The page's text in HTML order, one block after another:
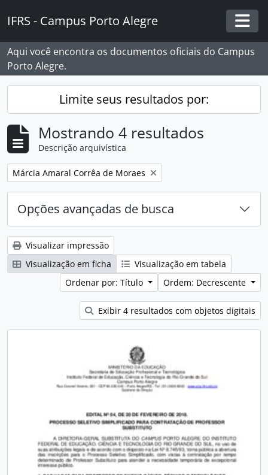
IFRS - Campus Porto Alegre
Aqui você encontra os documentos oficiais do Campus
Porto Alegre.
Limite seus resultados por:
Mostrando 4 resultados
Descrição arquivística
Remover filtro:
Márcia Amaral Corrêa de Moraes
Opções avançadas de busca
Visualizar impressão
Visualização em ficha
Visualização em tabela
Ordenar por: Título
Ordem: Decrescente
Exibir 4 resultados com objetos digitais